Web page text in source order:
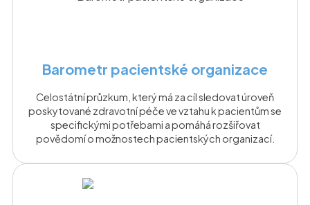
Barometr pacientské organizace
Celostátní průzkum, který má za cíl sledovat úroveň
poskytované zdravotní péče ve vztahu k pacientům se
specifickými potřebami a pomáhá rozšiřovat
povědomí o možnostech pacientských organizací.